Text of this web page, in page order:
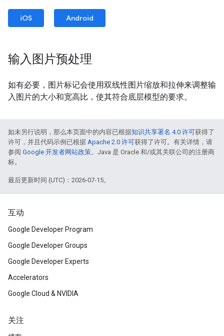
iOS Android
输入图片预处理
如有必要，图片标记会使用双线性图片缩放和拉伸来调整输
入图片的大小和宽高比，使其符合底层模型的要求。
如未另行说明，那么本页面中的内容已根据知识共享署名 4.0 许可获得了
许可，并且代码示例已根据 Apache 2.0 许可获得了许可。有关详情，请
参阅 Google 开发者网站政策。Java 是 Oracle 和/或其关联公司的注册商
标。
最后更新时间 (UTC)：2026-07-15。
互动
Google Developer Program
Google Developer Groups
Google Developer Experts
Accelerators
Google Cloud & NVIDIA
关注